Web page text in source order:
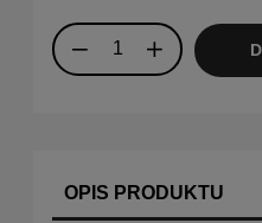
OPIS PRODUKTU